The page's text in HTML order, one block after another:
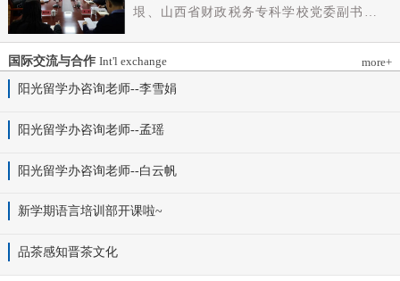
会议。
学子赤诚的家国情怀与昂扬的精神风貌。
紧随其后，校旗方阵、彩旗方阵依次行
进，彩旗猎猎映晴空，灵动的步伐与明媚
景。全场师生肃立，升国旗、奏唱国歌。
冉冉升起，全体师生行注目礼，目光坚
时代华章。 学院院长白峰致开幕词，
动会是学院践行“健康第一”教育理念、推
垠、山西省财政税务专科学校党委副书记
院长白峰主持。签约仪式现场气氛庄重而
热烈。 山西省财政税务专科学校党委副
本情况以及党建和思政工作方面的做法进
工作向“有效覆盖”“全面提质”提出几点建
议：一要筑牢组织根基。以党建标准化、
组织生活联过等方式，筑牢学校事业发展
源共享机制，共同开发实践教学基地，打
国际交流与合作 Int'l exchange
more+
阳光留学办咨询老师--李雪娟
阳光留学办咨询老师--孟瑶
阳光留学办咨询老师--白云帆
新学期语言培训部开课啦~
品茶感知晋茶文化